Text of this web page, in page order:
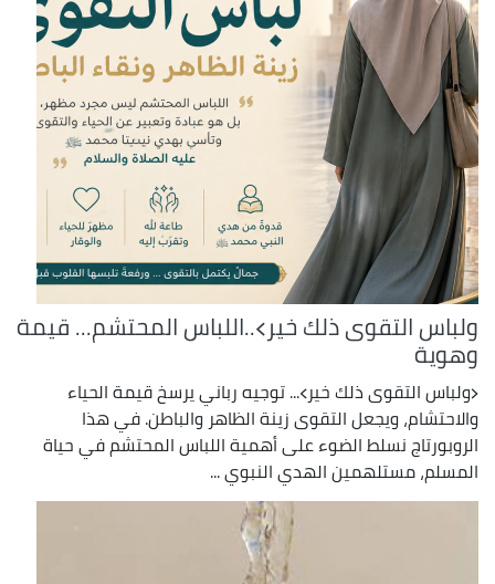
ولباس التقوى ذلك خير﴾..اللباس المحتشم... قيمة
وهوية
﴿ولباس التقوى ذلك خير﴾... توجيه رباني يرسخ قيمة الحياء
والاحتشام، ويجعل التقوى زينة الظاهر والباطن. في هذا
الروبورتاج نسلط الضوء على أهمية اللباس المحتشم في حياة
المسلم، مستلهمين الهدي النبوي ...